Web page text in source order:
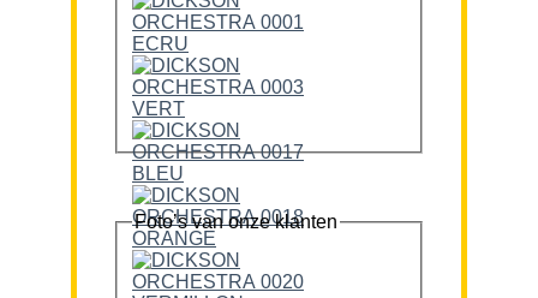
Foto’s van onze klanten